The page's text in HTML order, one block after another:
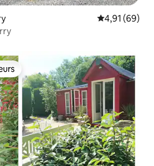
Évaluation
4,91 (69)
les plus appréciés